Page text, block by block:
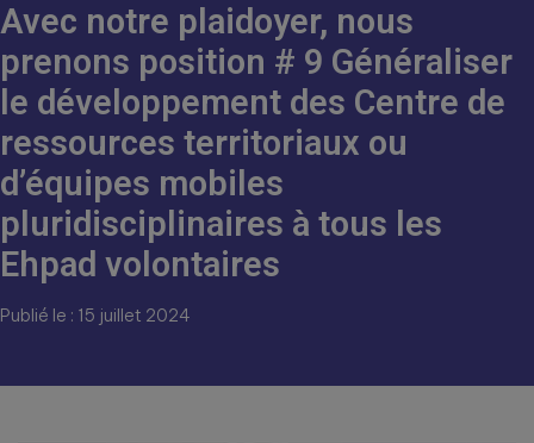
Avec notre plaidoyer, nous
prenons position # 9 Généraliser
le développement des Centre de
ressources territoriaux ou
d’équipes mobiles
pluridisciplinaires à tous les
Ehpad volontaires
Publié le : 15 juillet 2024